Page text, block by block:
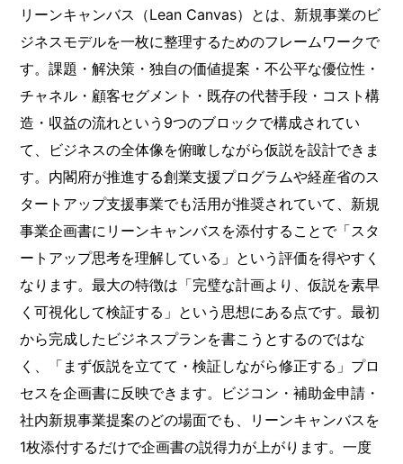
リーンキャンバス（Lean Canvas）とは、新規事業のビ
ジネスモデルを一枚に整理するためのフレームワークで
す。課題・解決策・独自の価値提案・不公平な優位性・
チャネル・顧客セグメント・既存の代替手段・コスト構
造・収益の流れという9つのブロックで構成されてい
て、ビジネスの全体像を俯瞰しながら仮説を設計できま
す。内閣府が推進する創業支援プログラムや経産省のス
タートアップ支援事業でも活用が推奨されていて、新規
事業企画書にリーンキャンバスを添付することで「スタ
ートアップ思考を理解している」という評価を得やすく
なります。最大の特徴は「完璧な計画より、仮説を素早
く可視化して検証する」という思想にある点です。最初
から完成したビジネスプランを書こうとするのではな
く、「まず仮説を立てて・検証しながら修正する」プロ
セスを企画書に反映できます。ビジコン・補助金申請・
社内新規事業提案のどの場面でも、リーンキャンバスを
1枚添付するだけで企画書の説得力が上がります。一度